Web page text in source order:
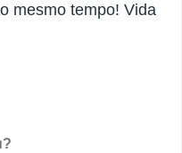
mesmo tempo! Vida